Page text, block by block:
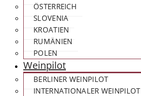
ÖSTERREICH
SLOVENIA
KROATIEN
RUMÄNIEN
POLEN
Weinpilot
BERLINER WEINPILOT
INTERNATIONALER WEINPILOT